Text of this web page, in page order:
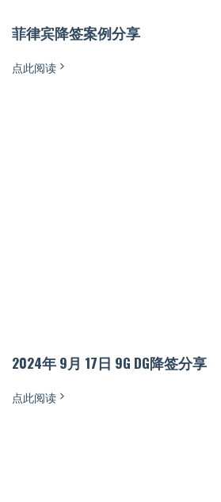
菲律宾降签案例分享
点此阅读
2024年 9月 17日 9G DG降签分享
点此阅读